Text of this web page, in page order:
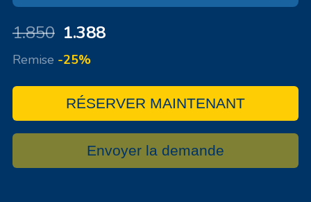
1.850 1.388
Remise -25%
RÉSERVER MAINTENANT
Envoyer la demande